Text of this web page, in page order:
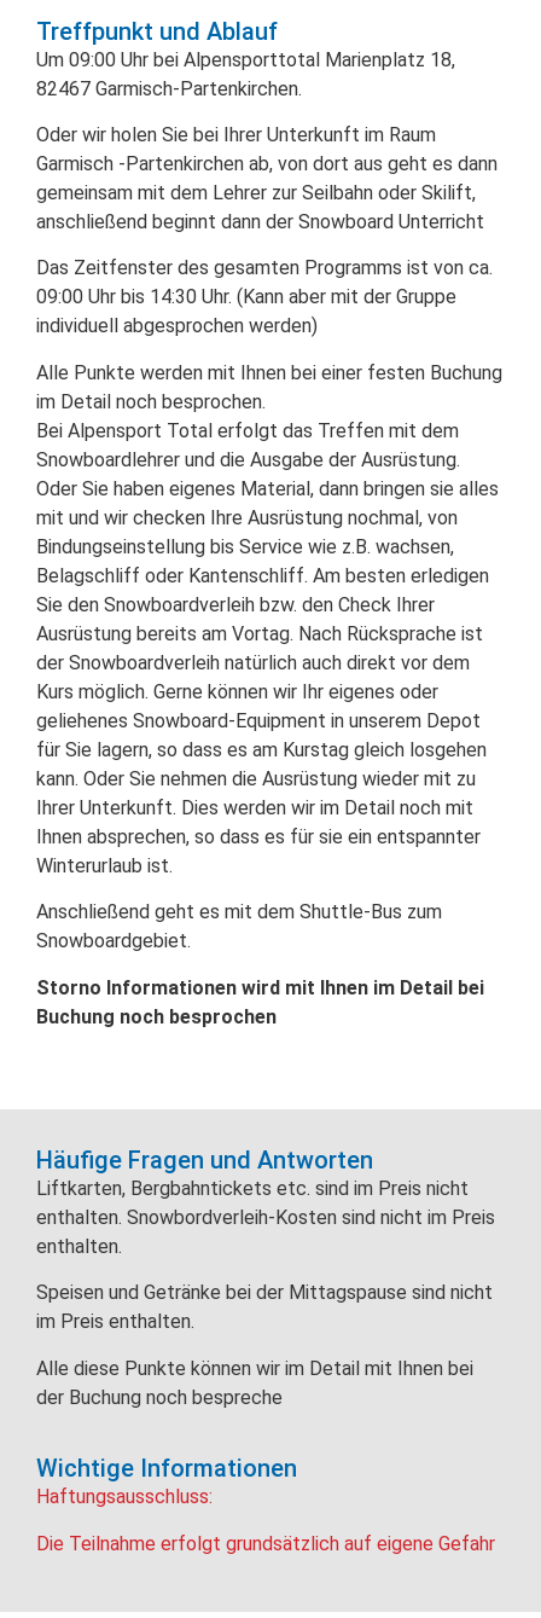
Treffpunkt und Ablauf
Um 09:00 Uhr bei Alpensporttotal Marienplatz 18,
82467 Garmisch-Partenkirchen.
Oder wir holen Sie bei Ihrer Unterkunft im Raum
Garmisch -Partenkirchen ab, von dort aus geht es dann
gemeinsam mit dem Lehrer zur Seilbahn oder Skilift,
anschließend beginnt dann der Snowboard Unterricht
Das Zeitfenster des gesamten Programms ist von ca.
09:00 Uhr bis 14:30 Uhr. (Kann aber mit der Gruppe
individuell abgesprochen werden)
Alle Punkte werden mit Ihnen bei einer festen Buchung
im Detail noch besprochen.
Bei Alpensport Total erfolgt das Treffen mit dem
Snowboardlehrer und die Ausgabe der Ausrüstung.
Oder Sie haben eigenes Material, dann bringen sie alles
mit und wir checken Ihre Ausrüstung nochmal, von
Bindungseinstellung bis Service wie z.B. wachsen,
Belagschliff oder Kantenschliff. Am besten erledigen
Sie den Snowboardverleih bzw. den Check Ihrer
Ausrüstung bereits am Vortag. Nach Rücksprache ist
der Snowboardverleih natürlich auch direkt vor dem
Kurs möglich. Gerne können wir Ihr eigenes oder
geliehenes Snowboard-Equipment in unserem Depot
für Sie lagern, so dass es am Kurstag gleich losgehen
kann. Oder Sie nehmen die Ausrüstung wieder mit zu
Ihrer Unterkunft. Dies werden wir im Detail noch mit
Ihnen absprechen, so dass es für sie ein entspannter
Winterurlaub ist.
Anschließend geht es mit dem Shuttle-Bus zum
Snowboardgebiet.
Storno Informationen wird mit Ihnen im Detail bei
Buchung noch besprochen
Häufige Fragen und Antworten
Liftkarten, Bergbahntickets etc. sind im Preis nicht
enthalten. Snowbordverleih-Kosten sind nicht im Preis
enthalten.
Speisen und Getränke bei der Mittagspause sind nicht
im Preis enthalten.
Alle diese Punkte können wir im Detail mit Ihnen bei
der Buchung noch bespreche
Wichtige Informationen
Haftungsausschluss:
Die Teilnahme erfolgt grundsätzlich auf eigene Gefahr